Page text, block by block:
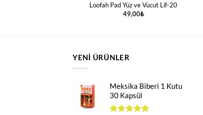
Loofah Pad Yüz ve Vücut Lif-20
49,00₺
YENI ÜRÜNLER
Meksika Biberi 1 Kutu
30 Kapsül